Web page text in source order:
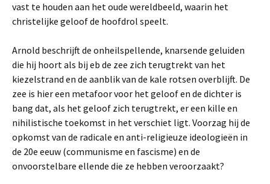
vast te houden aan het oude wereldbeeld, waarin het
christelijke geloof de hoofdrol speelt.
Arnold beschrijft de onheilspellende, knarsende geluiden
die hij hoort als bij eb de zee zich terugtrekt van het
kiezelstrand en de aanblik van de kale rotsen overblijft. De
zee is hier een metafoor voor het geloof en de dichter is
bang dat, als het geloof zich terugtrekt, er een kille en
nihilistische toekomst in het verschiet ligt. Voorzag hij de
opkomst van de radicale en anti-religieuze ideologieën in
de 20e eeuw (communisme en fascisme) en de
onvoorstelbare ellende die ze hebben veroorzaakt?